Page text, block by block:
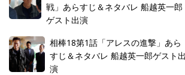
戦」あらすじ＆ネタバレ 船越英一郎
ゲスト出演
相棒18第1話「アレスの進撃」あら
すじ＆ネタバレ 船越英一郎ゲスト出
演